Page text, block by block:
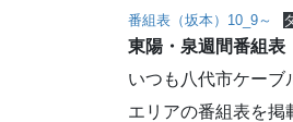
番組表（坂本）10_9～
東陽・泉週間番組表
いつも八代市ケーブ
エリアの番組表を掲